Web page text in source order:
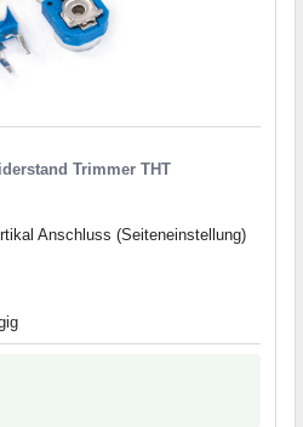
Trimmer THT
Anschluss (Seiteneinstellung)